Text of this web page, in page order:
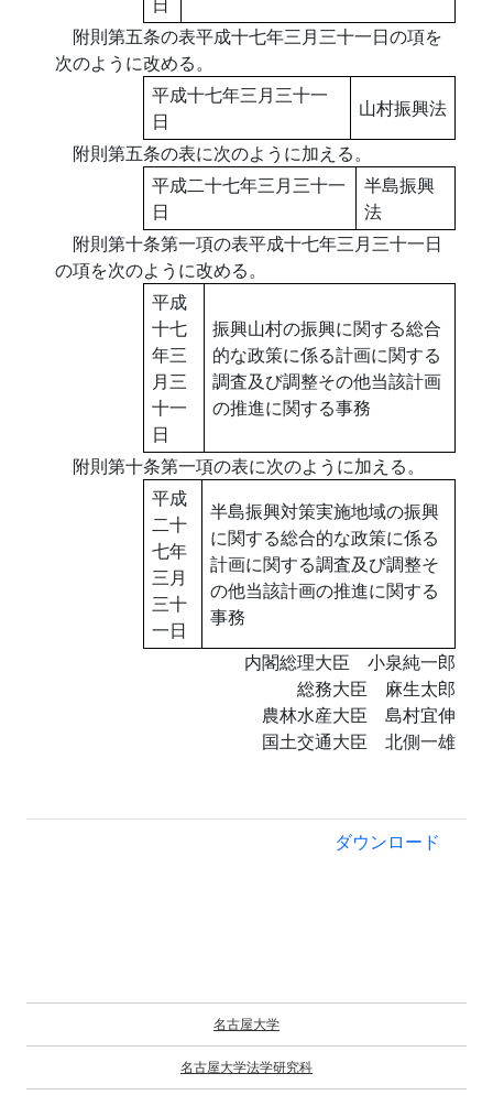
附則第五条の表平成十七年三月三十一日の項を
次のように改める。
平成十七年三月三十一
日
山村振興法
附則第五条の表に次のように加える。
平成二十七年三月三十一
日
半島振興
法
附則第十条第一項の表平成十七年三月三十一日
の項を次のように改める。
平成
十七
年三
月三
十一
日
振興山村の振興に関する総合
的な政策に係る計画に関する
調査及び調整その他当該計画
の推進に関する事務
附則第十条第一項の表に次のように加える。
平成
二十
七年
三月
三十
一日
半島振興対策実施地域の振興
に関する総合的な政策に係る
計画に関する調査及び調整そ
の他当該計画の推進に関する
事務
内閣総理大臣 小泉純一郎
総務大臣 麻生太郎
農林水産大臣 島村宜伸
国土交通大臣 北側一雄
ダウンロード
名古屋大学
名古屋大学法学研究科